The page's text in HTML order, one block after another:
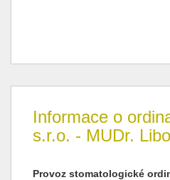
Informace o
s.r.o. - MUDr.
Provoz stomatologické